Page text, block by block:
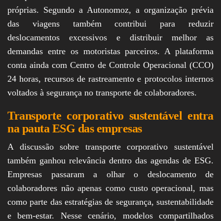
próprias. Segundo a Autonomoz, a organização prévia
das viagens também contribui para reduzir
deslocamentos excessivos e distribuir melhor as
demandas entre os motoristas parceiros. A plataforma
conta ainda com Centro de Controle Operacional (CCO)
24 horas, recursos de rastreamento e protocolos internos
voltados à segurança no transporte de colaboradores.
Transporte corporativo sustentável entra
na pauta ESG das empresas
A discussão sobre transporte corporativo sustentável
também ganhou relevância dentro das agendas de ESG.
Empresas passaram a olhar o deslocamento de
colaboradores não apenas como custo operacional, mas
como parte das estratégias de segurança, sustentabilidade
e bem-estar. Nesse cenário, modelos compartilhados